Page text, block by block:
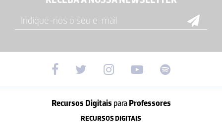
Recursos Digitais paraProfessores
RECURSOS DIGITAIS